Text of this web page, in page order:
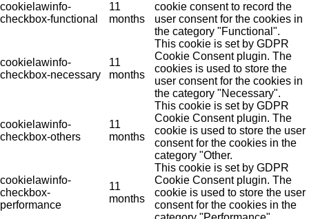
cookielawinfo-
checkbox-functional
11
months
cookie consent to record the
user consent for the cookies in
the category "Functional".
cookielawinfo-
checkbox-necessary
11
months
This cookie is set by GDPR
Cookie Consent plugin. The
cookies is used to store the
user consent for the cookies in
the category "Necessary".
cookielawinfo-
checkbox-others
11
months
This cookie is set by GDPR
Cookie Consent plugin. The
cookie is used to store the user
consent for the cookies in the
category "Other.
cookielawinfo-
checkbox-
performance
11
months
This cookie is set by GDPR
Cookie Consent plugin. The
cookie is used to store the user
consent for the cookies in the